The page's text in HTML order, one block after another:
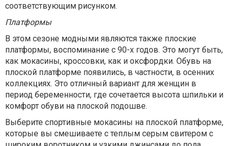
соответствующим рисунком.
Платформы
В этом сезоне модными являются также плоские
платформы, воспоминание с 90-х годов. Это могут быть,
как мокасины, кроссовки, как и оксфордки. Обувь на
плоской платформе появились, в частности, в осенних
коллекциях. Это отличный вариант для женщин в
период беременности, где сочетается высота шпильки и
комфорт обуви на плоской подошве.
Выберите спортивные мокасины на плоской платформе,
которые вы смешиваете с теплым серым свитером с